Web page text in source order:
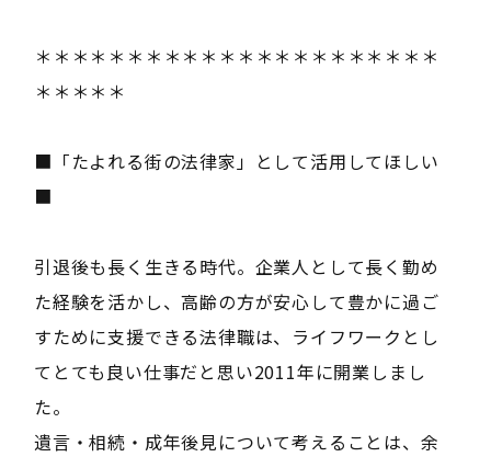
＊＊＊＊＊＊＊＊＊＊＊＊＊＊＊＊＊＊＊＊＊＊
＊＊＊＊＊
■「たよれる街の法律家」として活用してほしい
■
引退後も長く生きる時代。企業人として長く勤め
た経験を活かし、高齢の方が安心して豊かに過ご
すために支援できる法律職は、ライフワークとし
てとても良い仕事だと思い2011年に開業しまし
た。
遺言・相続・成年後見について考えることは、余